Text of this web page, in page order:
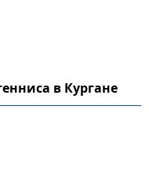
в Кургане